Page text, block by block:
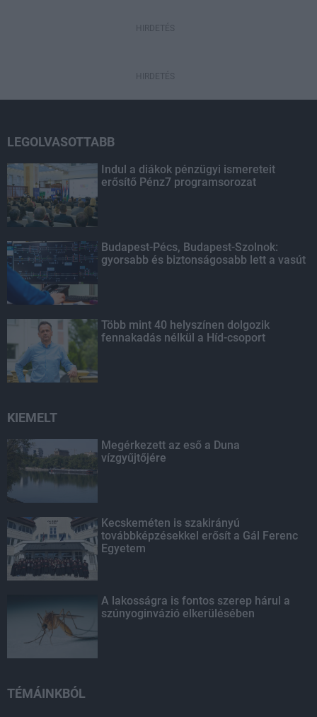
HIRDETÉS
HIRDETÉS
LEGOLVASOTTABB
Indul a diákok pénzügyi ismereteit
erősítő Pénz7 programsorozat
Budapest-Pécs, Budapest-Szolnok:
gyorsabb és biztonságosabb lett a vasút
Több mint 40 helyszínen dolgozik
fennakadás nélkül a Híd-csoport
KIEMELT
Megérkezett az eső a Duna
vízgyűjtőjére
Kecskeméten is szakirányú
továbbképzésekkel erősít a Gál Ferenc
Egyetem
A lakosságra is fontos szerep hárul a
szúnyoginvázió elkerülésében
TÉMÁINKBÓL